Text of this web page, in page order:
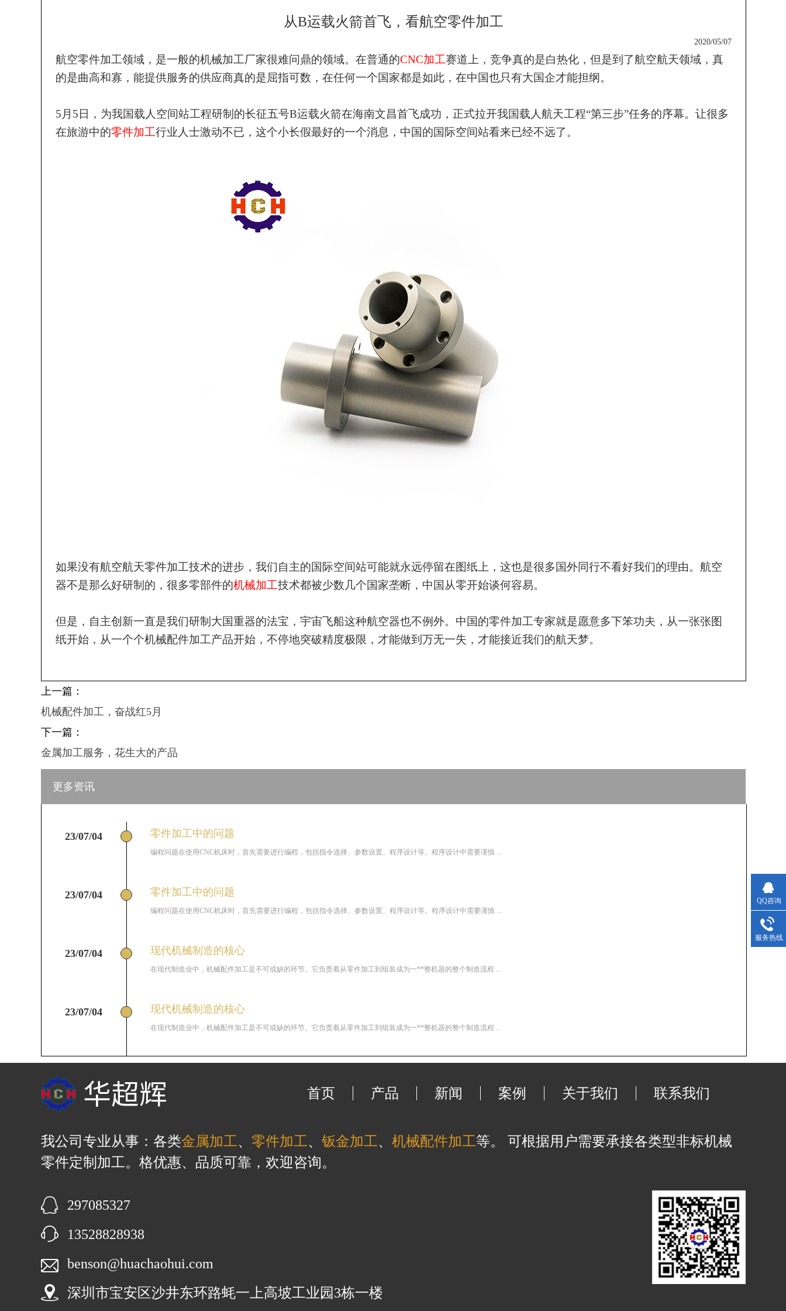
从B运载火箭首飞，看航空零件加工
2020/05/07
航空零件加工领域，是一般的机械加工厂家很难问鼎的领域。在普通的CNC加工赛道上，竞争真的是白热化，但是到了航空航天领域，真
的是曲高和寡，能提供服务的供应商真的是屈指可数，在任何一个国家都是如此，在中国也只有大国企才能担纲。
5月5日，为我国载人空间站工程研制的长征五号B运载火箭在海南文昌首飞成功，正式拉开我国载人航天工程“第三步”任务的序幕。 让很多
在旅游中的零件加工行业人士激动不已，这个小长假最好的一个消息，中国的国际空间站看来已经不远了。
如果没有航空航天零件加工技术的进步，我们自主的国际空间站可能就永远停留在图纸上，这也是很多国外同行不看好我们的理由。航空
器不是那么好研制的，很多零部件的机械加工技术都被少数几个国家垄断，中国从零开始谈何容易。
但是，自主创新一直是我们研制大国重器的法宝，宇宙飞船这种航空器也不例外。中国的零件加工专家就是愿意多下笨功夫，从一张张图
纸开始，从一个个机械配件加工产品开始，不停地突破精度极限，才能做到万无一失，才能接近我们的航天梦。
上一篇：
机械配件加工，奋战红5月
下一篇：
金属加工服务，花生大的产品
更多资讯
23/07/04 零件加工中的问题
编程问题在使用CNC机床时，首先需要进行编程，包括指令选择、参数设置、程序设计等。程序设计中需要谨慎 ...
23/07/04 零件加工中的问题
编程问题在使用CNC机床时，首先需要进行编程，包括指令选择、参数设置、程序设计等。程序设计中需要谨慎 ...
23/07/04 现代机械制造的核心
在现代制造业中，机械配件加工是不可或缺的环节。它负责着从零件加工到组装成为一**整机器的整个制造流程 ...
23/07/04 现代机械制造的核心
在现代制造业中，机械配件加工是不可或缺的环节。它负责着从零件加工到组装成为一**整机器的整个制造流程 ...
首页 产品 新闻 案例 关于我们 联系我们
我公司专业从事：各类金属加工、 零件加工、 钣金加工、 机械配件加工等。 可根据用户需要承接各类型非标机械
零件定制加工。格优惠、品质可靠，欢迎咨询。
297085327
13528828938
benson@huachaohui.com
深圳市宝安区沙井东环路蚝一上高坡工业园3栋一楼
QQ咨询
服务热线